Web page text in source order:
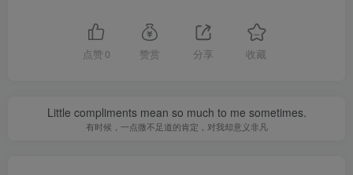
点赞 0 赞赏 分享 收藏
Little compliments mean so much to me sometimes.
有时候，一点微不足道的肯定，对我却意义非凡